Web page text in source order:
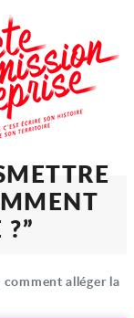
?”
alléger la